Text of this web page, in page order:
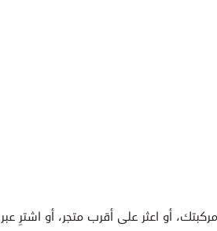
أو اعثر على أقرب متجر، أو اشترِ عبر